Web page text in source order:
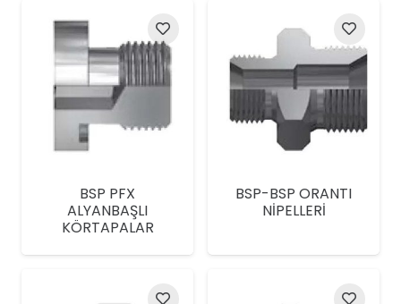
BSP PFX
ALYANBAŞLI
KÖRTAPALAR
BSP-BSP ORANTI
NİPELLERİ